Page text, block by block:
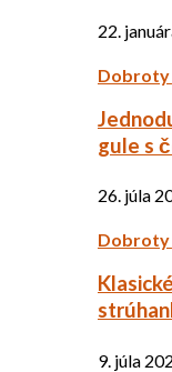
22.
gule s
26. júla
9. júla